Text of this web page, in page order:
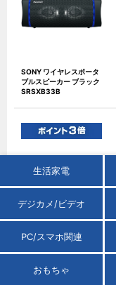
SONY ワイヤレスポータ
ブルスピーカー ブラック
SRSXB33B
BOSE Smart Soundbar
NDBR600
生活家電
デジカメ/ビデオ
PC/スマホ関連
おもちゃ